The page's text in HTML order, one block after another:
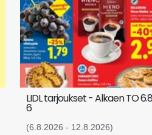
LIDL tarjoukset - Alkaen TO
6
(6.8.2026 - 12.8.2026)